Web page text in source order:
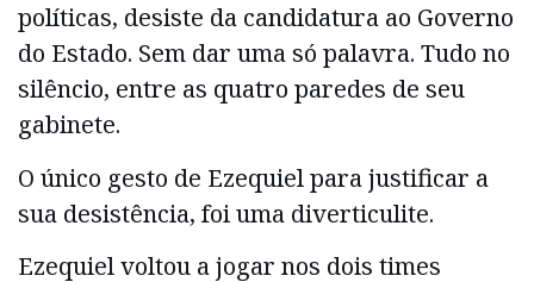
políticas, desiste da candidatura ao Governo
do Estado. Sem dar uma só palavra. Tudo no
silêncio, entre as quatro paredes de seu
gabinete.
O único gesto de Ezequiel para justificar a
sua desistência, foi uma diverticulite.
Ezequiel voltou a jogar nos dois times